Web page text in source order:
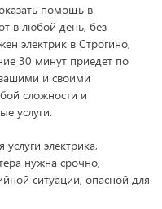
помощь в
в любой день, без
электрик в Строгино,
30 минут приедет по
и своими
сложности и
услуги.
электрика,
нужна срочно,
ситуации, опасной для